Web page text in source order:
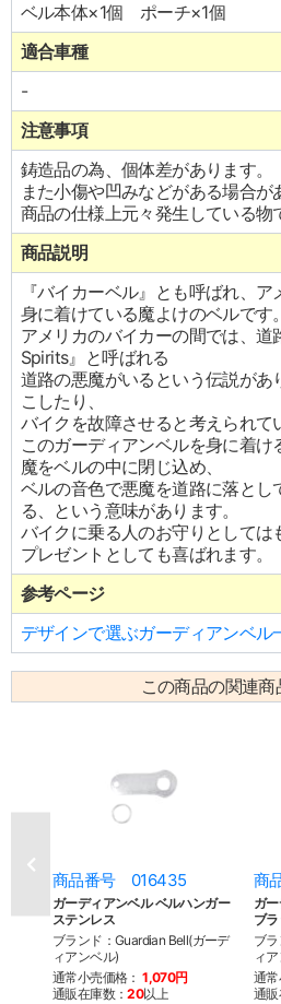
ベル本体×1個 ポーチ×1個
適合車種
-
注意事項
鋳造品の為、個体差があります。
また小傷や凹みなどがある場合が
商品の仕様上元々発生している物
商品説明
『バイカーベル』とも呼ばれ、
身に着けている魔よけのベルです。
アメリカのバイカーの間では、道
Spirits』と呼ばれる
道路の悪魔がいるという伝説があ
こしたり、
バイクを故障させると考えられて
このガーディアンベルを身に着
魔をベルの中に閉じ込め、
ベルの音色で悪魔を道路に落とし
る、という意味があります。
バイクに乗る人のお守りとしては
プレゼントとしても喜ばれます。
参考ページ
デザインで選ぶガーディアンベル
この商品の関連商
商品番号 016435
ガーディアンベル ベルハンガー
ステンレス
ブランド：Guardian Bell(ガーデ
ィアンベル)
通常小売価格： 1,070円
通販在庫数：20以上
商
ガ
ブ
ブ
ィ
通常
通